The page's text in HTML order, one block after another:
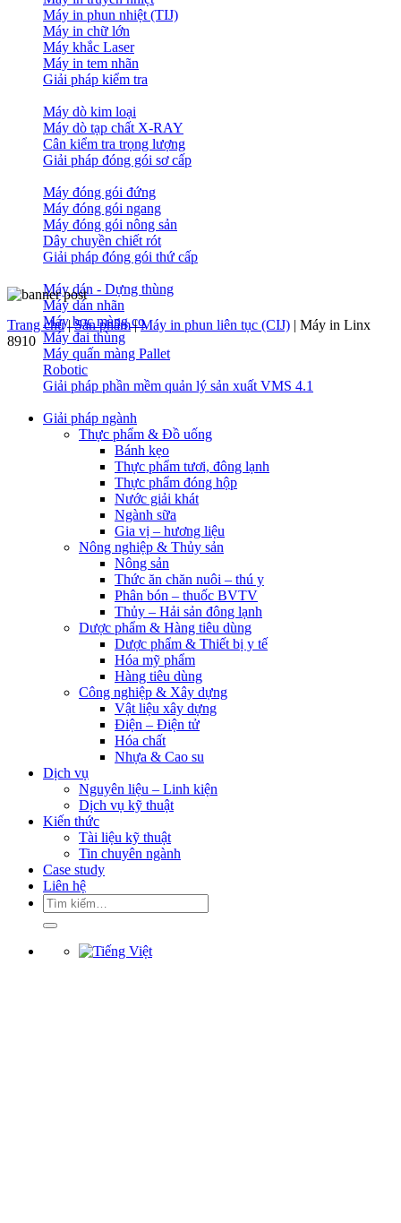
Máy in phun nhiệt (TIJ)
Máy in chữ lớn
Máy khắc Laser
Máy in tem nhãn
Giải pháp kiểm tra
Máy dò kim loại
Máy dò tạp chất X-RAY
Cân kiểm tra trọng lượng
Giải pháp đóng gói sơ cấp
Máy đóng gói đứng
Máy đóng gói ngang
Máy đóng gói nông sản
Dây chuyền chiết rót
Giải pháp đóng gói thứ cấp
Máy dán - Dựng thùng
Máy dán nhãn
Máy bọc màng co
Máy đai thùng
Máy quấn màng Pallet
Robotic
Giải pháp phần mềm quản lý sản xuất VMS 4.1
Giải pháp ngành
Thực phẩm & Đồ uống
Bánh kẹo
Thực phẩm tươi, đông lạnh
Thực phẩm đóng hộp
Nước giải khát
Ngành sữa
Gia vị – hương liệu
Nông nghiệp & Thủy sản
Nông sản
Thức ăn chăn nuôi – thú y
Phân bón – thuốc BVTV
Thủy – Hải sản đông lạnh
Dược phẩm & Hàng tiêu dùng
Dược phẩm & Thiết bị y tế
Hóa mỹ phẩm
Hàng tiêu dùng
Công nghiệp & Xây dựng
Vật liệu xây dựng
Điện – Điện tử
Hóa chất
Nhựa & Cao su
Dịch vụ
Nguyên liệu – Linh kiện
Dịch vụ kỹ thuật
Kiến thức
Tài liệu kỹ thuật
Tin chuyên ngành
Case study
Liên hệ
Tìm
kiếm:
Trang chủ|Sản phẩm|Máy in phun liên tục (CIJ) | Máy in Linx
8910